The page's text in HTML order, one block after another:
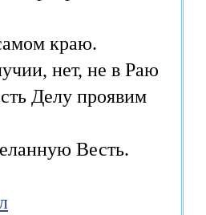
краю.
нет, не в Раю
Делу проявим
Весть.